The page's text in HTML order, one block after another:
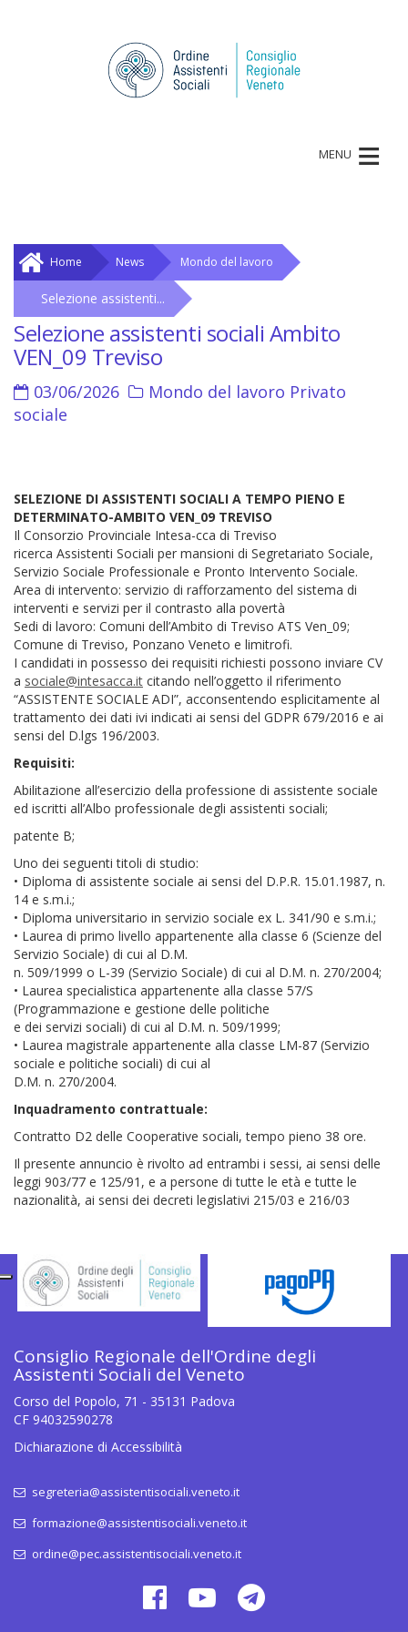
MENU ≡
Home News Mondo del lavoro
Selezione assistenti...
Selezione assistenti sociali Ambito
VEN_09 Treviso
03/06/2026 Mondo del lavoro Privato
sociale
SELEZIONE DI ASSISTENTI SOCIALI A TEMPO PIENO E
DETERMINATO-AMBITO VEN_09 TREVISO
Il Consorzio Provinciale Intesa-cca di Treviso
ricerca Assistenti Sociali per mansioni di Segretariato Sociale,
Servizio Sociale Professionale e Pronto Intervento Sociale.
Area di intervento: servizio di rafforzamento del sistema di
interventi e servizi per il contrasto alla povertà
Sedi di lavoro: Comuni dell’Ambito di Treviso ATS Ven_09;
Comune di Treviso, Ponzano Veneto e limitrofi.
I candidati in possesso dei requisiti richiesti possono inviare CV
a sociale@intesacca.it citando nell’oggetto il riferimento
“ASSISTENTE SOCIALE ADI”, acconsentendo esplicitamente al
trattamento dei dati ivi indicati ai sensi del GDPR 679/2016 e ai
sensi del D.lgs 196/2003.
Requisiti:
Abilitazione all’esercizio della professione di assistente sociale
ed iscritti all’Albo professionale degli assistenti sociali;
patente B;
Uno dei seguenti titoli di studio:
• Diploma di assistente sociale ai sensi del D.P.R. 15.01.1987, n.
14 e s.m.i.;
• Diploma universitario in servizio sociale ex L. 341/90 e s.m.i.;
• Laurea di primo livello appartenente alla classe 6 (Scienze del
Servizio Sociale) di cui al D.M.
n. 509/1999 o L-39 (Servizio Sociale) di cui al D.M. n. 270/2004;
• Laurea specialistica appartenente alla classe 57/S
(Programmazione e gestione delle politiche
e dei servizi sociali) di cui al D.M. n. 509/1999;
• Laurea magistrale appartenente alla classe LM-87 (Servizio
sociale e politiche sociali) di cui al
D.M. n. 270/2004.
Inquadramento contrattuale:
Contratto D2 delle Cooperative sociali, tempo pieno 38 ore.
Il presente annuncio è rivolto ad entrambi i sessi, ai sensi delle
leggi 903/77 e 125/91, e a persone di tutte le età e tutte le
nazionalità, ai sensi dei decreti legislativi 215/03 e 216/03
Consiglio Regionale dell'Ordine degli
Assistenti Sociali del Veneto
Corso del Popolo, 71 - 35131 Padova
CF 94032590278
Dichiarazione di Accessibilità
segreteria@assistentisociali.veneto.it
formazione@assistentisociali.veneto.it
ordine@pec.assistentisociali.veneto.it